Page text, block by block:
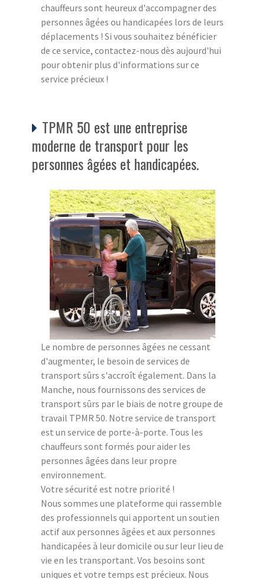
chauffeurs sont heureux d'accompagner des
personnes âgées ou handicapées lors de leurs
déplacements ! Si vous souhaitez bénéficier
de ce service, contactez-nous dès aujourd'hui
pour obtenir plus d'informations sur ce
service précieux !
TPMR 50 est une entreprise
moderne de transport pour les
personnes âgées et handicapées.
Le nombre de personnes âgées ne cessant
d'augmenter, le besoin de services de
transport sûrs s'accroît également. Dans la
Manche, nous fournissons des services de
transport sûrs par le biais de notre groupe de
travail TPMR 50. Notre service de transport
est un service de porte-à-porte. Tous les
chauffeurs sont formés pour aider les
personnes âgées dans leur propre
environnement.
Votre sécurité est notre priorité !
Nous sommes une plateforme qui rassemble
des professionnels qui apportent un soutien
actif aux personnes âgées et aux personnes
handicapées à leur domicile ou sur leur lieu de
vie en les transportant. Vos besoins sont
uniques et votre temps est précieux. Nous